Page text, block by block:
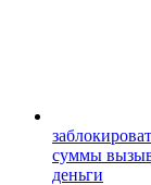
суммы
деньги